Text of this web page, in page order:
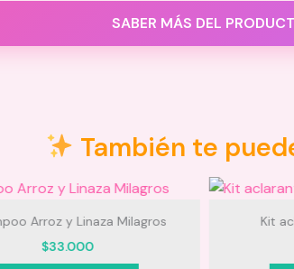
SABER MÁS DEL
También te
Kit aclarante Magia Natural
$99.000
Perfume